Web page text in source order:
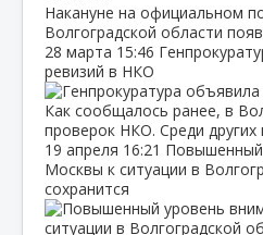
Накануне на официальном
Волгоградской области
28 марта 15:46
ревизий в НКО
Как сообщалось ранее, в
проверок НКО. Среди других
19 апреля 16:21 Повышенный
Москвы к ситуации в
сохранится